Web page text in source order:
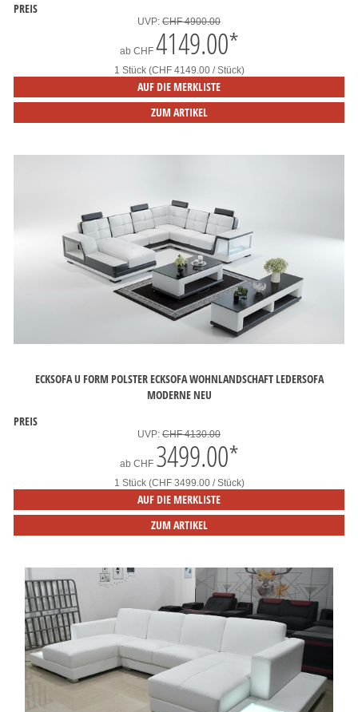
PREIS
UVP: CHF 4900.00
ab CHF 4149.00*
1 Stück (CHF 4149.00 / Stück)
AUF DIE MERKLISTE
ZUM ARTIKEL
ECKSOFA U FORM POLSTER ECKSOFA WOHNLANDSCHAFT LEDERSOFA
MODERNE NEU
PREIS
UVP: CHF 4130.00
ab CHF 3499.00*
1 Stück (CHF 3499.00 / Stück)
AUF DIE MERKLISTE
ZUM ARTIKEL